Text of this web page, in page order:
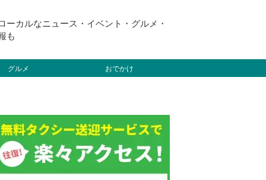
カルなニュース・イベント・グルメ・
も
グルメ おでかけ